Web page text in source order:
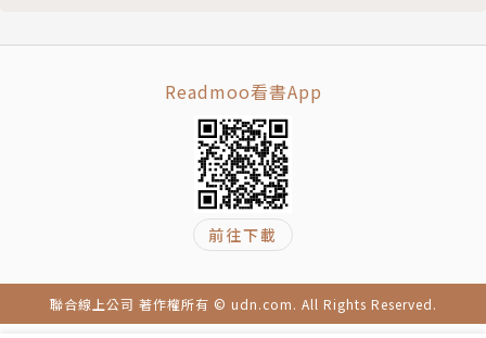
Readmoo看書App
前往下載
聯合線上公司 著作權所有 © udn.com. All Rights Reserved.